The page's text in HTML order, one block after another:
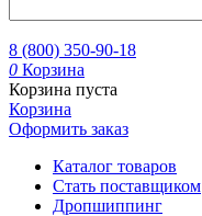
8 (800) 350-90-18
0 Корзина
Корзина пуста
Корзина
Оформить заказ
Каталог товаров
Стать поставщиком
Дропшиппинг